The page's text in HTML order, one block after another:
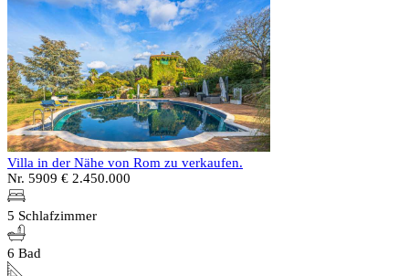
Villa in der Nähe von Rom zu verkaufen.
Nr. 5909 € 2.450.000
5 Schlafzimmer
6 Bad